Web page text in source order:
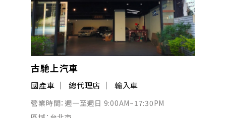
古馳上汽車
國產車 總代理店 輸入車
營業時間：週一至週日 9:00AM~17:30PM